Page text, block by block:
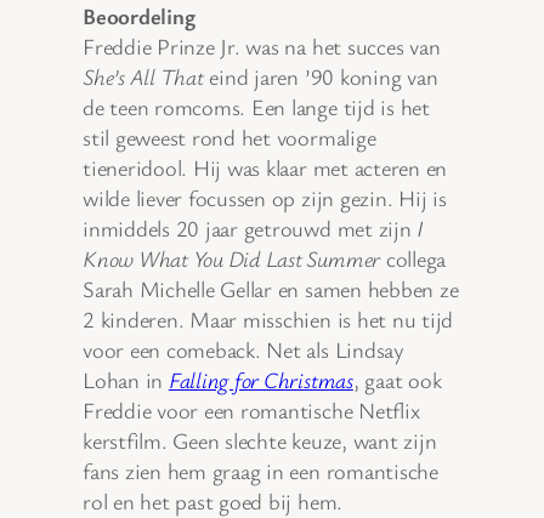
Beoordeling
Freddie Prinze Jr. was na het succes van
She’s All Thateind jaren ’90 koning van
de teen romcoms. Een lange tijd is het
stil geweest rond het voormalige
tieneridool. Hij was klaar met acteren en
wilde liever focussen op zijn gezin. Hij is
inmiddels 20 jaar getrouwd met zijn I
Know What You Did Last Summercollega
Sarah Michelle Gellar en samen hebben ze
2 kinderen. Maar misschien is het nu tijd
voor een comeback. Net als Lindsay
Lohan in Falling for Christmas, gaat ook
Freddie voor een romantische Netflix
kerstfilm. Geen slechte keuze, want zijn
fans zien hem graag in een romantische
rol en het past goed bij hem.